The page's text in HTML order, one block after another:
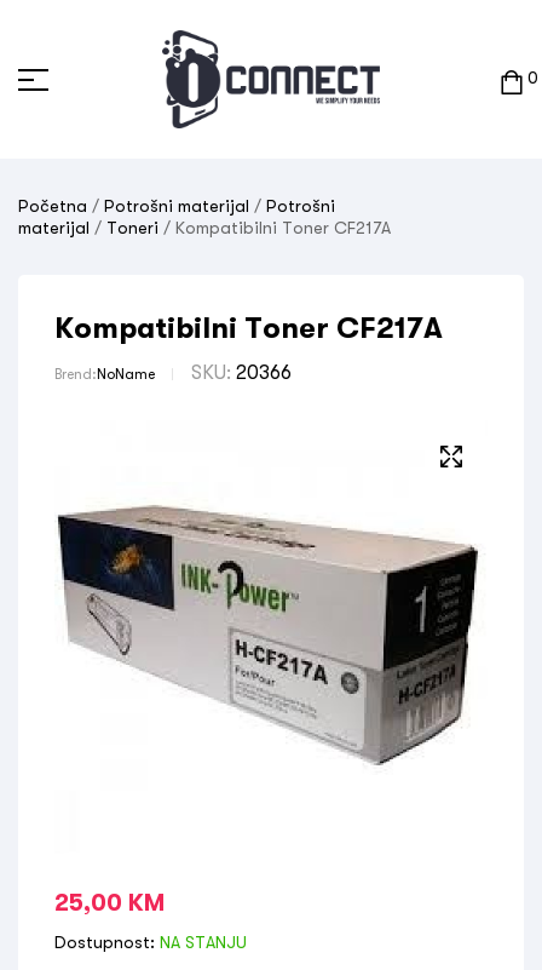
0
Početna / Potrošni materijal / Potrošni
materijal / Toneri / Kompatibilni Toner CF217A
Kompatibilni Toner CF217A
Brend: NoName SKU: 20366
25,00 KM
Dostupnost: NA STANJU